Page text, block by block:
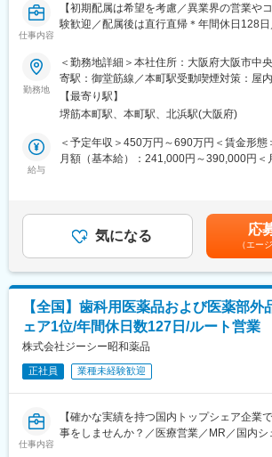
＜働き方＞
社用車を利用して営業活動を行います。
します。
新規開拓営業をお任せします。
■入社後の流れ：
じて、担当顧客や営業活動について理解を
独り立ちの時期は一律ではなく、習熟度や
担当顧客ごとに設定された目標（売上、利
新規先への営業活動を行っています。
目標の達成状況は評価項目の一つですが、
み内容も踏まえて評価しています。
会社全体としては、個人ごとに目標シート
ビューを行い役員との面談を実施していま
■組織構成：
12名(40歳～72歳)が在籍しています。
部署や役職を問わず意見や提案が活発な社
また、仕事とプライベートの両立を支援し
スを重視した働きやすい職場づくりに努め
仕事内容
【初期配属は希望を考慮／異業界の営業や
験歓迎／配属後は直行直帰＊年間休日128日
■職務内容：
医薬品の情報提供担当（MR）として、ドク
問、当社製品の提案・販売をお任せします。
＜具体的な業務内容＞
◎訪問先：主に大学病院や眼科クリニック
・医薬品に関する情報提供活動
└クリニック向けに勉強会なども実施します
・販売代理店を訪問し、代理店担当者との
【MRとは】
医薬品を正しく使用していただくためにド
品の情報の提供や収集を行います。同時に
です。
当社は眼科領域に特化したスペシャリティ
ドライアイ治療薬を始めとした、幅広い点
勤務地
＜勤務地詳細＞本社住所：大阪府大阪市中
寄駅：御堂筋線／本町駅受動喫煙対策：屋
囲：会社の定める事業所
【最寄り駅】
堺筋本町駅、本町駅、北浜駅(大阪府)
給与
＜予定年収＞450万円～690万円＜賃金形態
月額（基本給）：241,000円～390,000円＜
も目安の金額であり、選考を通じて上下す
月給(月額)は固定手当を含めた表記です。
気になる 応
（エー
【全国】歯科用医薬品および医薬部外
ェア1位/年間休日数127日/ルート営業
株式会社ジーシー昭和薬品
正社員 業種未経験歓迎
仕事内容
【確かな実績を持つ国内トップシェア企業
事をしませんか？／医療営業／MR／国内シ